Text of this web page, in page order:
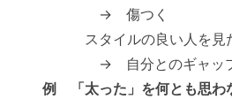
→ 傷つく
スタイルの良い人を見た
→ 自分とのギャップ
例 「太った」を何とも思わ